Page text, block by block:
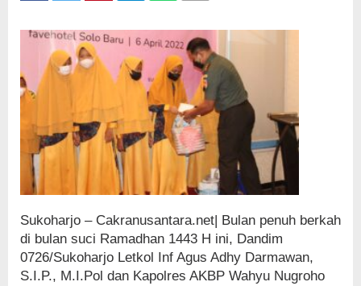
Sukoharjo – Cakranusantara.net| Bulan penuh berkah
di bulan suci Ramadhan 1443 H ini, Dandim
0726/Sukoharjo Letkol Inf Agus Adhy Darmawan,
S.I.P., M.I.Pol dan Kapolres AKBP Wahyu Nugroho